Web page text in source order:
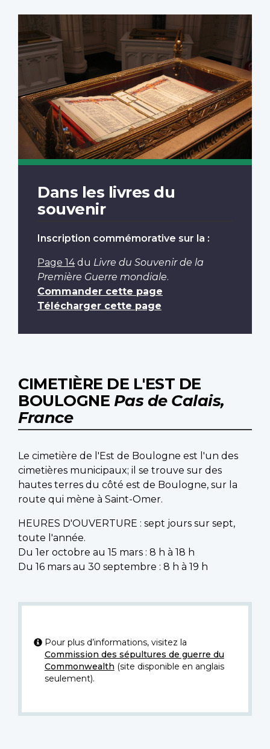
Dans les livres du
souvenir
Inscription commémorative sur la :
Page 14du Livre du Souvenir de la
Première Guerre mondiale.
Commander cette page
Télécharger cette page
CIMETIÈRE DE L'EST DE
BOULOGNE Pas de Calais,
France
Le cimetière de l'Est de Boulogne est l'un des
cimetières municipaux; il se trouve sur des
hautes terres du côté est de Boulogne, sur la
route qui mène à Saint-Omer.
HEURES D'OUVERTURE : sept jours sur sept,
toute l'année.
Du 1er octobre au 15 mars : 8 h à 18 h
Du 16 mars au 30 septembre : 8 h à 19 h
Pour plus d’informations, visitez la
Commission des sépultures de guerre du
Commonwealth (site disponible en anglais
seulement).